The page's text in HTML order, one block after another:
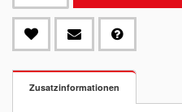
Zusatzinformationen